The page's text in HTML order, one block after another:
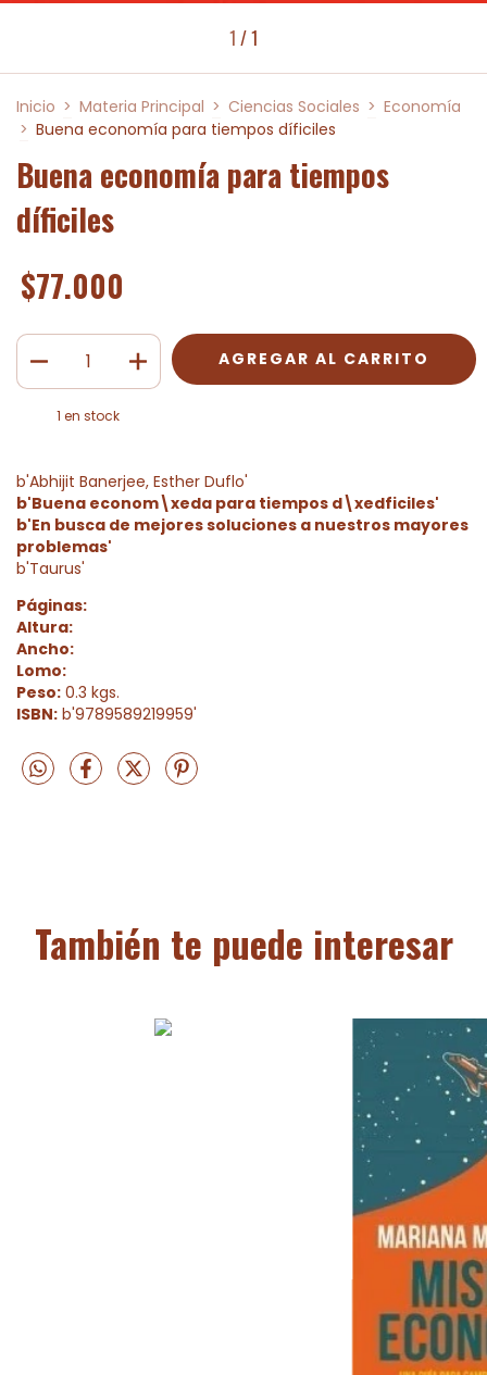
1 /1
Inicio > Materia Principal > Ciencias Sociales > Economía
> Buena economía para tiempos díficiles
Buena economía para tiempos
díficiles
$77.000
1 en stock
b'Abhijit Banerjee, Esther Duflo'
b'Buena econom\xeda para tiempos d\xedficiles'
b'En busca de mejores soluciones a nuestros mayores
problemas'
b'Taurus'
Páginas:
Altura:
Ancho:
Lomo:
Peso: 0.3 kgs.
ISBN: b'9789589219959'
También te puede interesar